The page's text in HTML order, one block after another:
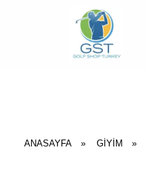
ANASAYFA » GIYIM »